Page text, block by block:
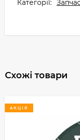
Категорії:
Схожі товари
АКЦІЯ